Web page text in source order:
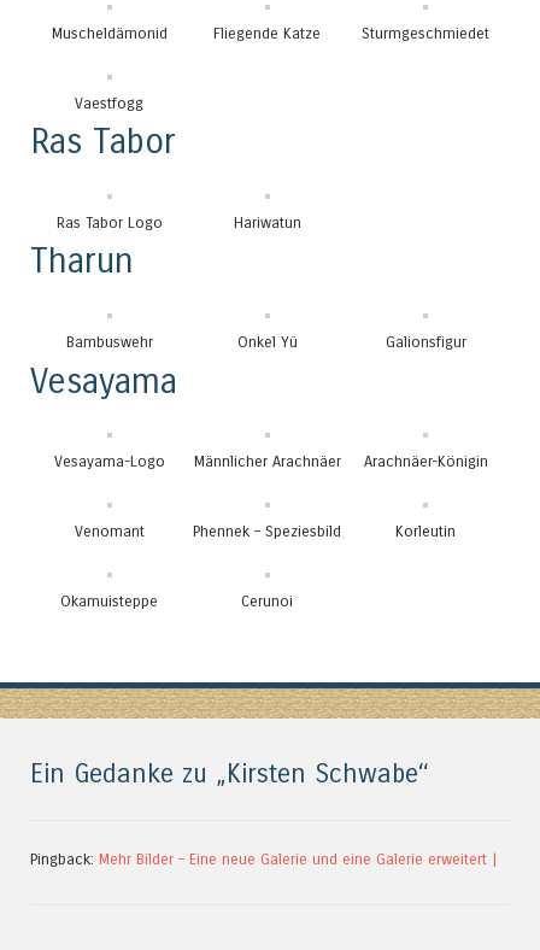
Muscheldämonid Fliegende Katze Sturmgeschmiedet
Vaestfogg
Ras Tabor
Ras Tabor Logo Hariwatun
Tharun
Bambuswehr Onkel Yü Galionsfigur
Vesayama
Vesayama-Logo Männlicher Arachnäer Arachnäer-Königin
Venomant Phennek – Speziesbild Korleutin
Okamuisteppe Cerunoi
Ein Gedanke zu „Kirsten Schwabe“
Pingback: Mehr Bilder – Eine neue Galerie und eine Galerie erweitert |